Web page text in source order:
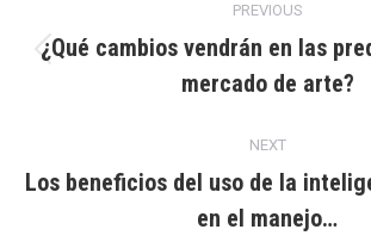
navigation
PREVIOUS
Previous
post:
¿Qué cambios vendrán en las
mercado de arte?
NEXT
post:
Los beneficios del uso de la
en el manejo…